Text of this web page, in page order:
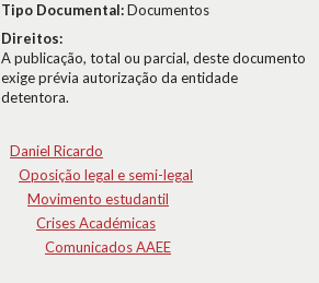
Tipo Documental:Documentos
Direitos:
A publicação, total ou parcial, deste documento
exige prévia autorização da entidade
detentora.
Daniel Ricardo
Oposição legal e semi-legal
Movimento estudantil
Crises Académicas
Comunicados AAEE